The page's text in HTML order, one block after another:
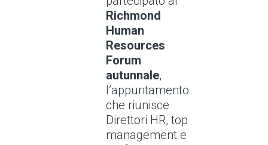
Richmond
Human
Resources
Forum
autunnale,
l’appuntamento
che riunisce
Direttori HR, top
management e